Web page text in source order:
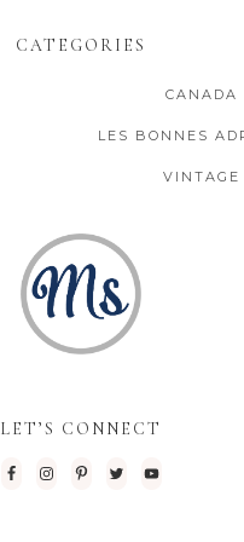
CATEGORIES
CANADA
LES BONNES
VINTAGE
LET’S CONNECT